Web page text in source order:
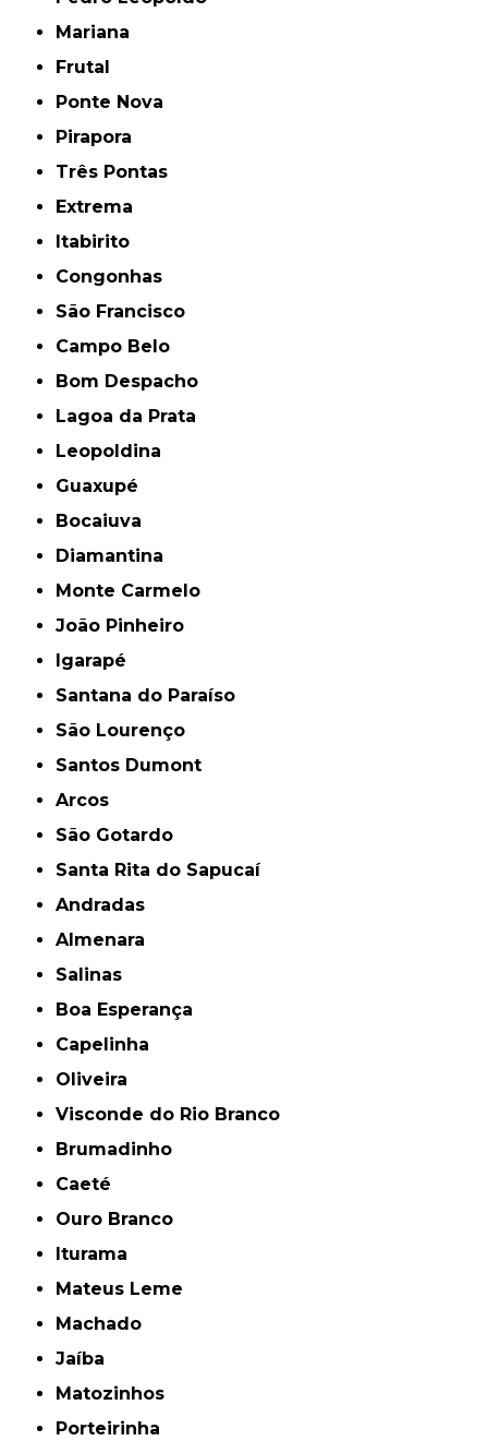
Mariana
Frutal
Ponte Nova
Pirapora
Três Pontas
Extrema
Itabirito
Congonhas
São Francisco
Campo Belo
Bom Despacho
Lagoa da Prata
Leopoldina
Guaxupé
Bocaiuva
Diamantina
Monte Carmelo
João Pinheiro
Igarapé
Santana do Paraíso
São Lourenço
Santos Dumont
Arcos
São Gotardo
Santa Rita do Sapucaí
Andradas
Almenara
Salinas
Boa Esperança
Capelinha
Oliveira
Visconde do Rio Branco
Brumadinho
Caeté
Ouro Branco
Iturama
Mateus Leme
Machado
Jaíba
Matozinhos
Porteirinha